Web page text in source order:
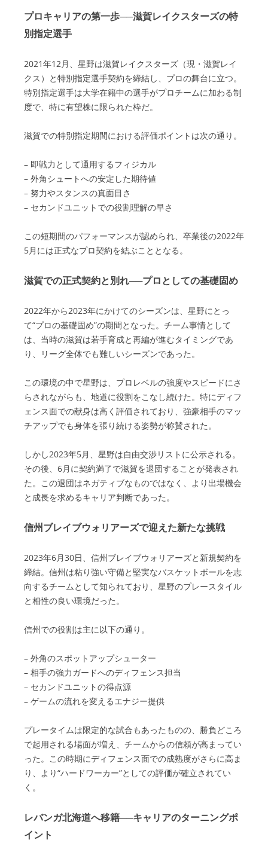
プロキャリアの第一歩──滋賀レイクスターズの特
別指定選手
2021年12月、星野は滋賀レイクスターズ（現・滋賀レイ
クス）と特別指定選手契約を締結し、プロの舞台に立つ。
特別指定選手は大学在籍中の選手がプロチームに加わる制
度で、特に有望株に限られた枠だ。
滋賀での特別指定期間における評価ポイントは次の通り。
– 即戦力として通用するフィジカル
– 外角シュートへの安定した期待値
– 努力やスタンスの真面目さ
– セカンドユニットでの役割理解の早さ
この短期間のパフォーマンスが認められ、卒業後の2022年
5月には正式なプロ契約を結ぶこととなる。
滋賀での正式契約と別れ──プロとしての基礎固め
2022年から2023年にかけてのシーズンは、星野にとっ
て“プロの基礎固め”の期間となった。チーム事情として
は、当時の滋賀は若手育成と再編が進むタイミングであ
り、リーグ全体でも難しいシーズンであった。
この環境の中で星野は、プロレベルの強度やスピードにさ
らされながらも、地道に役割をこなし続けた。特にディフ
ェンス面での献身は高く評価されており、強豪相手のマッ
チアップでも身体を張り続ける姿勢が称賛された。
しかし2023年5月、星野は自由交渉リストに公示される。
その後、6月に契約満了で滋賀を退団することが発表され
た。この退団はネガティブなものではなく、より出場機会
と成長を求めるキャリア判断であった。
信州ブレイブウォリアーズで迎えた新たな挑戦
2023年6月30日、信州ブレイブウォリアーズと新規契約を
締結。信州は粘り強い守備と堅実なバスケットボールを志
向するチームとして知られており、星野のプレースタイル
と相性の良い環境だった。
信州での役割は主に以下の通り。
– 外角のスポットアップシューター
– 相手の強力ガードへのディフェンス担当
– セカンドユニットの得点源
– ゲームの流れを変えるエナジー提供
プレータイムは限定的な試合もあったものの、勝負どころ
で起用される場面が増え、チームからの信頼が高まってい
った。この時期にディフェンス面での成熟度がさらに高ま
り、より“ハードワーカー”としての評価が確立されてい
く。
レバンガ北海道へ移籍──キャリアのターニングポ
イント